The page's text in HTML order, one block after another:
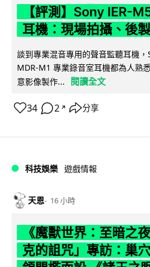
【評測】Sony IER-
耳機：現場拍攝、後
談到專業混音專用的聲音監聽耳機
MDR-M1 專業錄音室耳機都為人熟
意影像製作...
閱讀全文
34 2 ↗ 分享
科技娛樂 遊戲情報
天恩 16 小時
《魔獸世界：至暗之
克的詛咒」專訪：巢